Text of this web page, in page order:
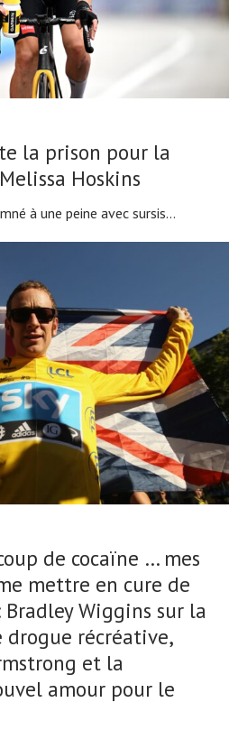
la prison pour la
Hoskins
à une peine avec sursis...
de cocaïne … mes
mettre en cure de
Wiggins sur la
drogue récréative,
et la
amour pour le